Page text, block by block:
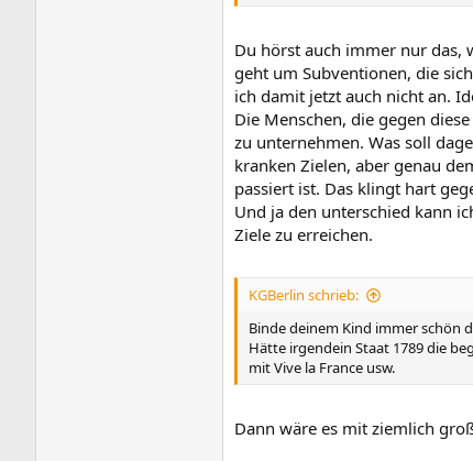
Du hörst auch immer nur das,
geht um Subventionen, die
ich damit jetzt auch nicht an.
Die Menschen, die gegen
zu unternehmen. Was soll
kranken Zielen, aber genau
passiert ist. Das klingt hart
Und ja den unterschied kann
Ziele zu erreichen.
KGBerlin schrieb:
Binde deinem Kind immer schön
Hätte irgendein Staat 1789 die
mit Vive la France usw.
Dann wäre es mit ziemlich